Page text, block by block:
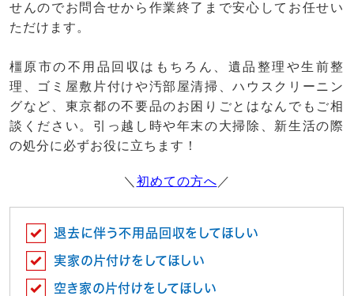
せんのでお問合せから作業終了まで安心してお任せい
ただけます。
橿原市の不用品回収はもちろん、遺品整理や生前整
理、ゴミ屋敷片付けや汚部屋清掃、ハウスクリーニン
グなど、東京都の不要品のお困りごとはなんでもご相
談ください。引っ越し時や年末の大掃除、新生活の際
の処分に必ずお役に立ちます！
＼ 初めての方へ ／
退去に伴う不用品回収をしてほしい
実家の片付けをしてほしい
空き家の片付けをしてほしい